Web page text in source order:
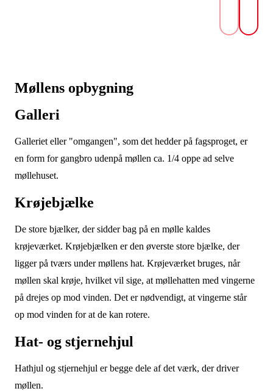
Møllens opbygning
Galleri
Galleriet eller "omgangen", som det hedder på fagsproget, er
en form for gangbro udenpå møllen ca. 1/4 oppe ad selve
møllehuset.
Krøjebjælke
De store bjælker, der sidder bag på en mølle kaldes
krøjeværket. Krøjebjælken er den øverste store bjælke, der
ligger på tværs under møllens hat. Krøjeværket bruges, når
møllen skal krøje, hvilket vil sige, at møllehatten med vingerne
på drejes op mod vinden. Det er nødvendigt, at vingerne står
op mod vinden for at de kan rotere.
Hat- og stjernehjul
Hathjul og stjernehjul er begge dele af det værk, der driver
møllen.